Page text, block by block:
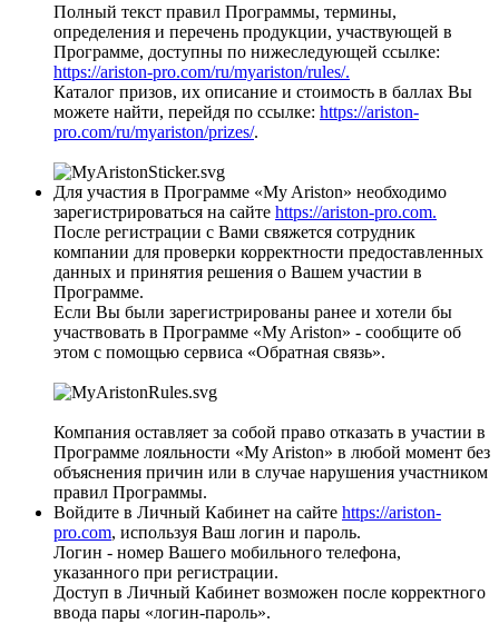
Полный текст правил Программы, термины,
определения и перечень продукции, участвующей в
Программе, доступны по нижеследующей ссылке:
https://ariston-pro.com/ru/myariston/rules/.
Каталог призов, их описание и стоимость в баллах Вы
можете найти, перейдя по ссылке: https://ariston-
pro.com/ru/myariston/prizes/.
Для участия в Программе «My Ariston» необходимо
зарегистрироваться на сайте https://ariston-pro.com.
После регистрации с Вами свяжется сотрудник
компании для проверки корректности предоставленных
данных и принятия решения о Вашем участии в
Программе.
Если Вы были зарегистрированы ранее и хотели бы
участвовать в Программе «My Ariston» - сообщите об
этом с помощью сервиса «Обратная связь».
Компания оставляет за собой право отказать в участии в
Программе лояльности «My Ariston» в любой момент без
объяснения причин или в случае нарушения участником
правил Программы.
Войдите в Личный Кабинет на сайте https://ariston-
pro.com, используя Ваш логин и пароль.
Логин - номер Вашего мобильного телефона,
указанного при регистрации.
Доступ в Личный Кабинет возможен после корректного
ввода пары «логин-пароль».